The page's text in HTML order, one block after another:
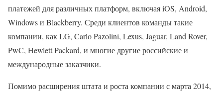
платежей для различных платформ, включая iOS, Android,
Windows и Blackberry. Среди клиентов команды такие
компании, как LG, Carlo Pazolini, Lexus, Jaguar, Land Rover,
PwC, Hewlett Packard, и многие другие российские и
международные заказчики.
Помимо расширения штата и роста компании с марта 2014,